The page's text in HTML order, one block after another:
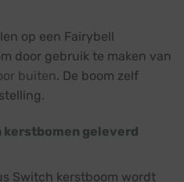
op een Fairybell
door gebruik te maken van
buiten. De boom zelf
kerstbomen geleverd
Switch kerstboom wordt